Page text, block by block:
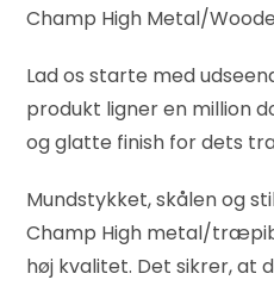
Champ High Metal/
Lad os starte med
produkt ligner en million
og glatte finish for dets
Mundstykket, skålen og
Champ High metal/
høj kvalitet. Det sikrer, at